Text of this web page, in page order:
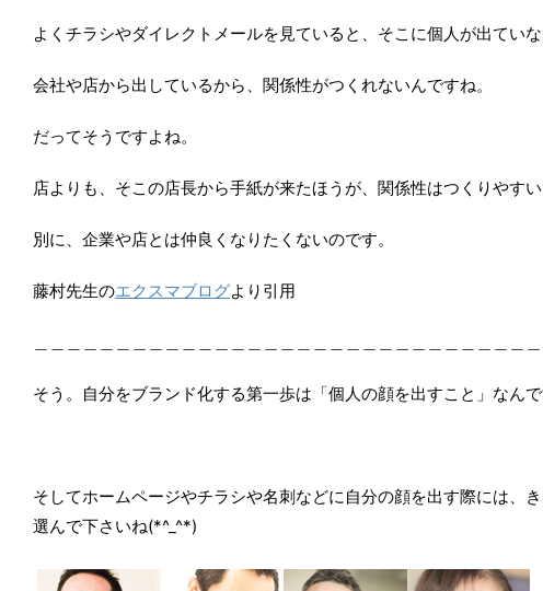
よくチラシやダイレクトメールを見ていると、そこに個人が出ていな
会社や店から出しているから、関係性がつくれないんですね。
だってそうですよね。
店よりも、そこの店長から手紙が来たほうが、関係性はつくりやすい
別に、企業や店とは仲良くなりたくないのです。
藤村先生のエクスマブログより引用
そう。自分をブランド化する第一歩は「個人の顔を出すこと」なんで
そしてホームページやチラシや名刺などに自分の顔を出す際には、
選んで下さいね(*^_^*)